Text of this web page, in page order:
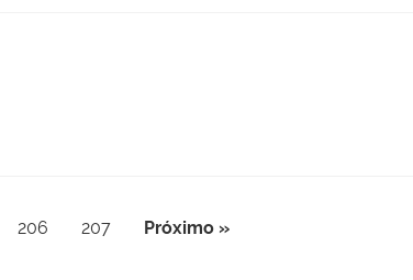
206 207 Próximo »